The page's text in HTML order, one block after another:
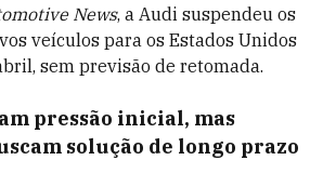
News, a Audi suspendeu os
veículos para os Estados Unidos
sem previsão de retomada.
pressão inicial, mas
solução de longo prazo